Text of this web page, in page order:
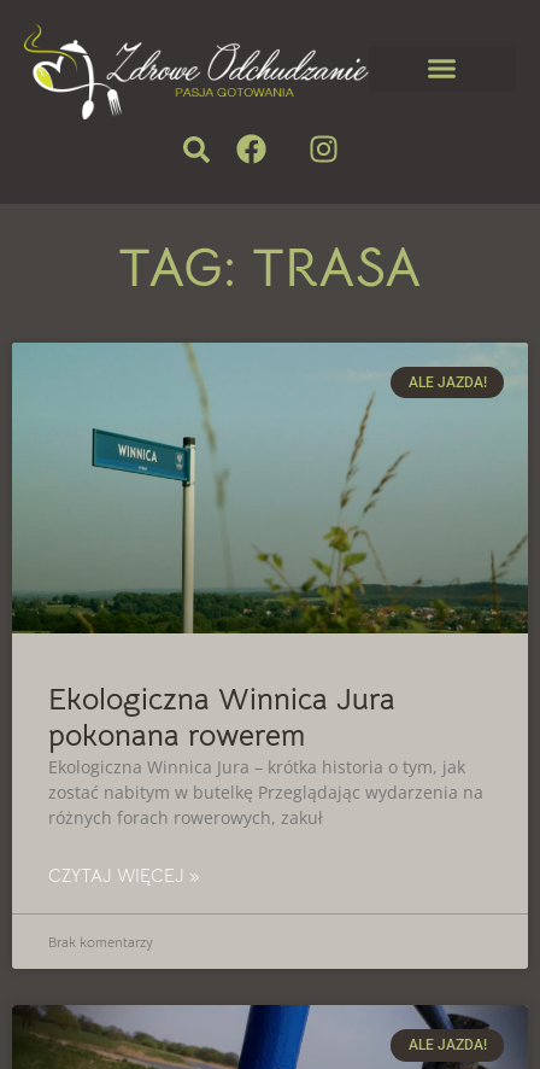
TAG: TRASA
ALE JAZDA!
Ekologiczna Winnica Jura
pokonana rowerem
Ekologiczna Winnica Jura – krótka historia o tym, jak
zostać nabitym w butelkę Przeglądając wydarzenia na
różnych forach rowerowych, zakuł
CZYTAJ WIĘCEJ »
Brak komentarzy
ALE JAZDA!